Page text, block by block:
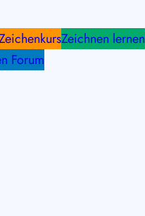
Zeichnen lernen
Forum